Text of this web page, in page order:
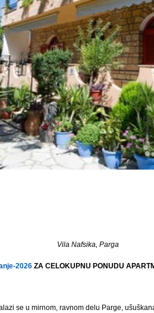
Vila Nafsika, Parga
2026 ZA CELOKUPNU PONUDU
se u mirnom, ravnom delu Parge,